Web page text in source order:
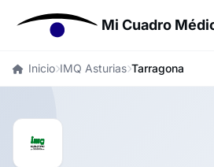
Mi Cuadro
Inicio IMQ Asturias Tarragona